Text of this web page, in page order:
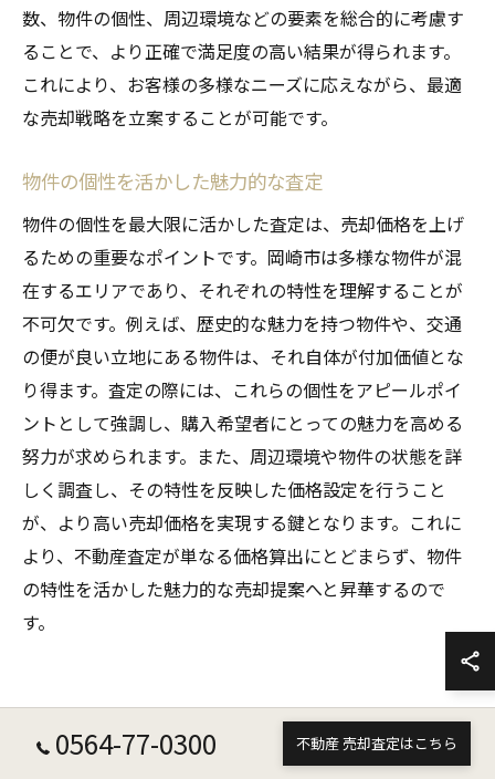
数、物件の個性、周辺環境などの要素を総合的に考慮す
ることで、より正確で満足度の高い結果が得られます。
これにより、お客様の多様なニーズに応えながら、最適
な売却戦略を立案することが可能です。
物件の個性を活かした魅力的な査定
物件の個性を最大限に活かした査定は、売却価格を上げ
るための重要なポイントです。岡崎市は多様な物件が混
在するエリアであり、それぞれの特性を理解することが
不可欠です。例えば、歴史的な魅力を持つ物件や、交通
の便が良い立地にある物件は、それ自体が付加価値とな
り得ます。査定の際には、これらの個性をアピールポイ
ントとして強調し、購入希望者にとっての魅力を高める
努力が求められます。また、周辺環境や物件の状態を詳
しく調査し、その特性を反映した価格設定を行うこと
が、より高い売却価格を実現する鍵となります。これに
より、不動産査定が単なる価格算出にとどまらず、物件
の特性を活かした魅力的な売却提案へと昇華するので
す。
希望価格と市場価格をバランスさ
せるための戦略
0564-77-0300 不動産 売却査定はこちら